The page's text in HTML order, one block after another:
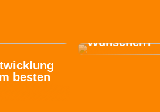
besten
Wünschen?